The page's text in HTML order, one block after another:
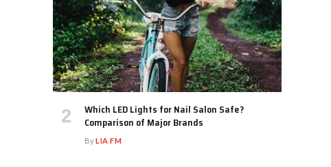
Which LED Lights for Nail Salon Safe?
Comparison of Major Brands
ByLIA FM